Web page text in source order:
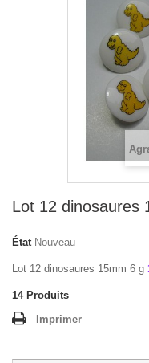
Lot 12 dinosaures
État Nouveau
Lot 12 dinosaures 15mm 6 g
14 Produits
Imprimer